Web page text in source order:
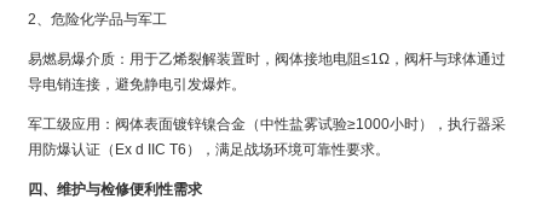
2、危险化学品与军工
易燃易爆介质：用于乙烯裂解装置时，阀体接地电阻≤1Ω，阀杆与球体通过
导电销连接，避免静电引发爆炸。
军工级应用：阀体表面镀锌镍合金（中性盐雾试验≥1000小时），执行器采
用防爆认证（Ex d IIC T6），满足战场环境可靠性要求。
四、维护与检修便利性需求